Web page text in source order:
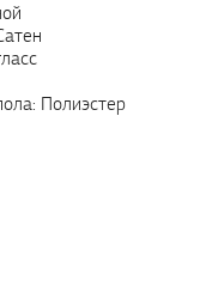
Полиэстер